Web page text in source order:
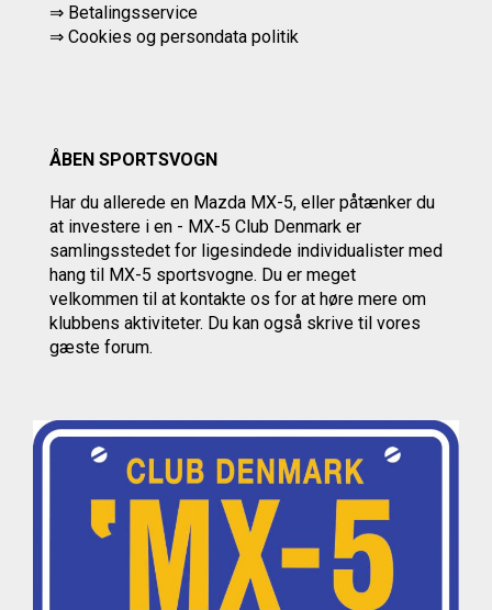
⇒ Betalingsservice
⇒ Cookies og persondata politik
ÅBEN SPORTSVOGN
Har du allerede en Mazda MX-5, eller påtænker du
at investere i en - MX-5 Club Denmark er
samlingsstedet for ligesindede individualister med
hang til MX-5 sportsvogne. Du er meget
velkommen til at kontakte os for at høre mere om
klubbens aktiviteter. Du kan også skrive til vores
gæste forum.